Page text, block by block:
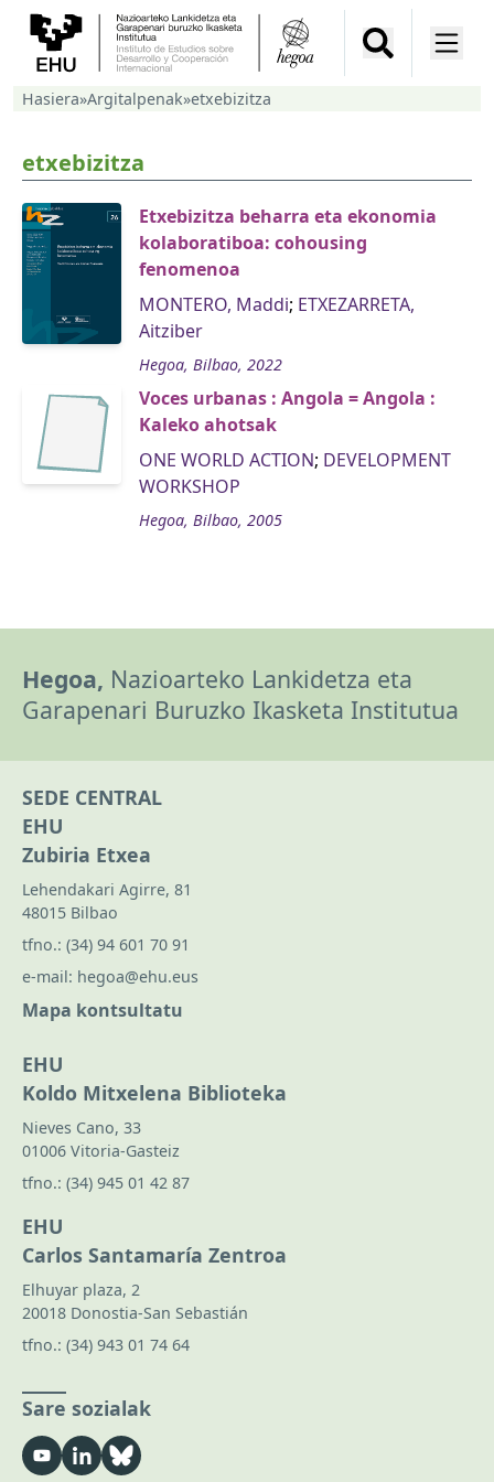
Hasiera»Argitalpenak»etxebizitza
etxebizitza
Etxebizitza beharra eta ekonomia
kolaboratiboa: cohousing
fenomenoa
MONTERO, Maddi; ETXEZARRETA,
Aitziber
Hegoa, Bilbao, 2022
Voces urbanas : Angola = Angola :
Kaleko ahotsak
ONE WORLD ACTION; DEVELOPMENT
WORKSHOP
Hegoa, Bilbao, 2005
Hegoa, Nazioarteko Lankidetza eta
Garapenari Buruzko Ikasketa Institutua
SEDE CENTRAL
EHU
Zubiria Etxea
Lehendakari Agirre, 81
48015 Bilbao
tfno.: (34) 94 601 70 91
e-mail: hegoa@ehu.eus
Mapa kontsultatu
EHU
Koldo Mitxelena Biblioteka
Nieves Cano, 33
01006 Vitoria-Gasteiz
tfno.: (34) 945 01 42 87
EHU
Carlos Santamaría Zentroa
Elhuyar plaza, 2
20018 Donostia-San Sebastián
tfno.: (34) 943 01 74 64
Sare sozialak